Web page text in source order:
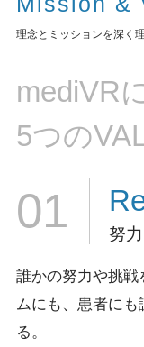
理念とミッションを深く
mediVR
5つの
01 努
誰かの努力や挑戦
ムにも、患者にも
る。